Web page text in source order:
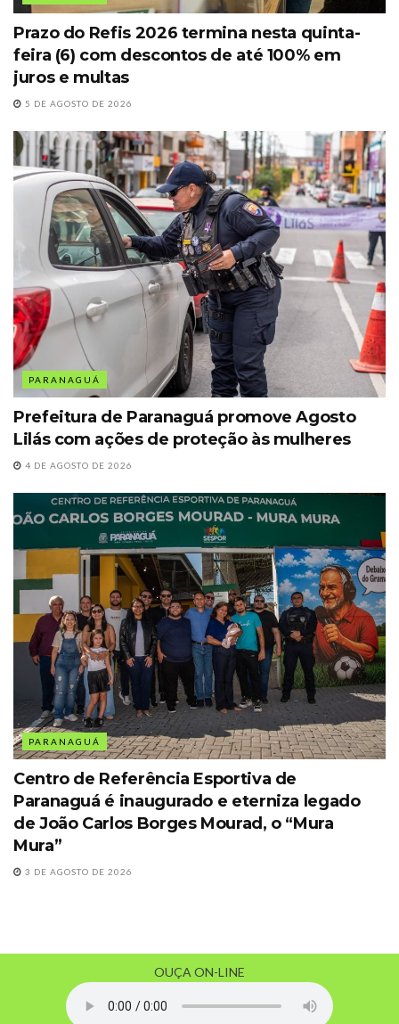
Prazo do Refis 2026 termina nesta quinta-
feira (6) com descontos de até 100% em
juros e multas
5 DE AGOSTO DE 2026
PARANAGUÁ
Prefeitura de Paranaguá promove Agosto
Lilás com ações de proteção às mulheres
4 DE AGOSTO DE 2026
PARANAGUÁ
Centro de Referência Esportiva de
Paranaguá é inaugurado e eterniza legado
de João Carlos Borges Mourad, o “Mura
Mura”
3 DE AGOSTO DE 2026
OUÇA ON-LINE